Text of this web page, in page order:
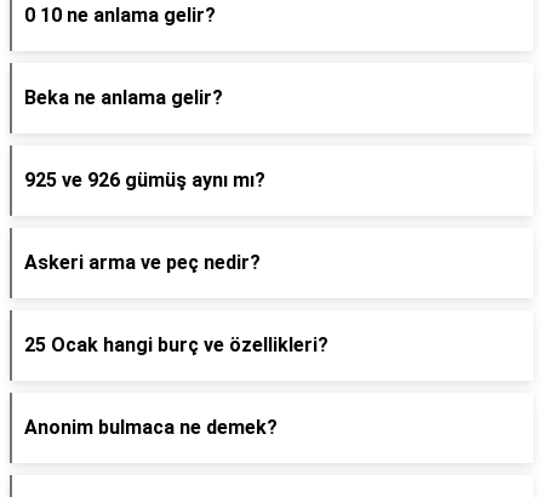
0 10 ne anlama gelir?
Beka ne anlama gelir?
925 ve 926 gümüş aynı mı?
Askeri arma ve peç nedir?
25 Ocak hangi burç ve özellikleri?
Anonim bulmaca ne demek?